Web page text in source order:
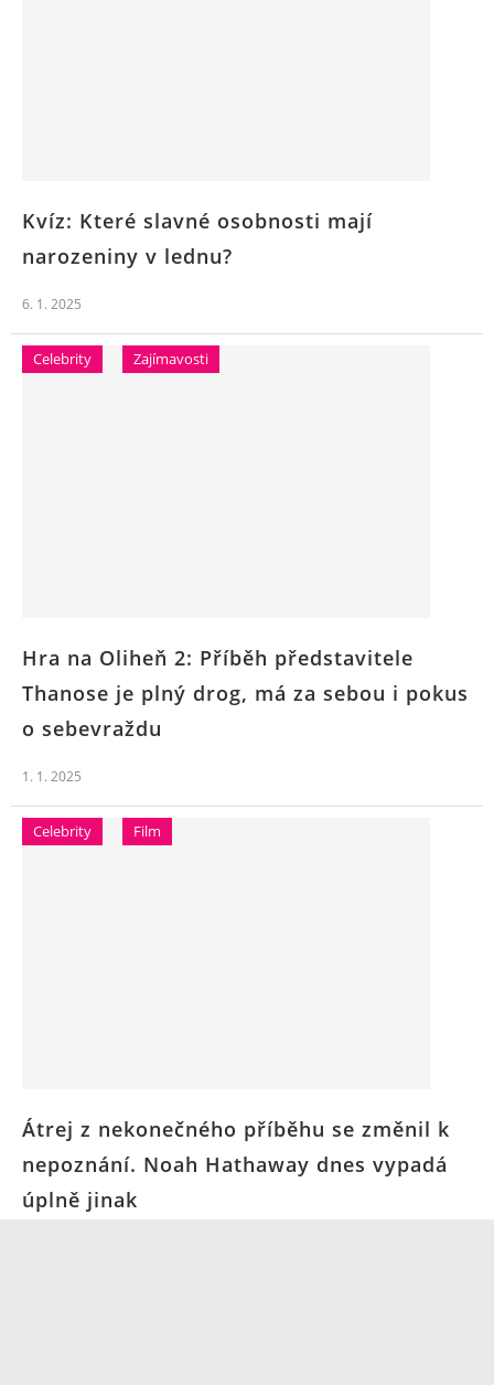
Kvíz: Které slavné osobnosti mají
narozeniny v lednu?
6. 1. 2025
Celebrity Zajímavosti
Hra na Oliheň 2: Příběh představitele
Thanose je plný drog, má za sebou i pokus
o sebevraždu
1. 1. 2025
Celebrity Film
Átrej z nekonečného příběhu se změnil k
nepoznání. Noah Hathaway dnes vypadá
úplně jinak